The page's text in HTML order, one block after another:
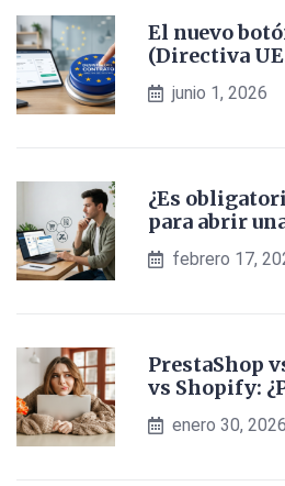
El nuevo
(Directiva
junio 1, 2026
¿Es
para abrir
febrero 17,
PrestaShop
vs Shopify:
enero 30, 2026